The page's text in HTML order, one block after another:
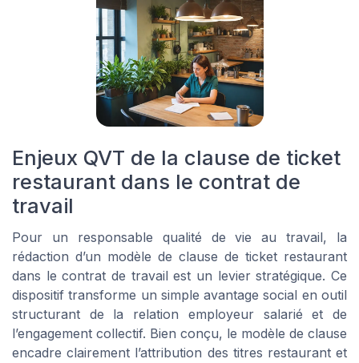
Enjeux QVT de la clause de ticket
restaurant dans le contrat de
travail
Pour un responsable qualité de vie au travail, la
rédaction d’un modèle de clause de ticket restaurant
dans le contrat de travail est un levier stratégique. Ce
dispositif transforme un simple avantage social en outil
structurant de la relation employeur salarié et de
l’engagement collectif. Bien conçu, le modèle de clause
encadre clairement l’attribution des titres restaurant et